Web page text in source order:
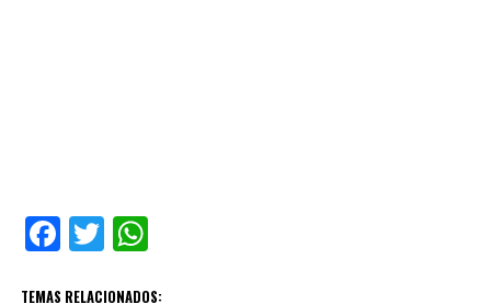
Facebook
TwitterWhatsApp
TEMAS RELACIONADOS: